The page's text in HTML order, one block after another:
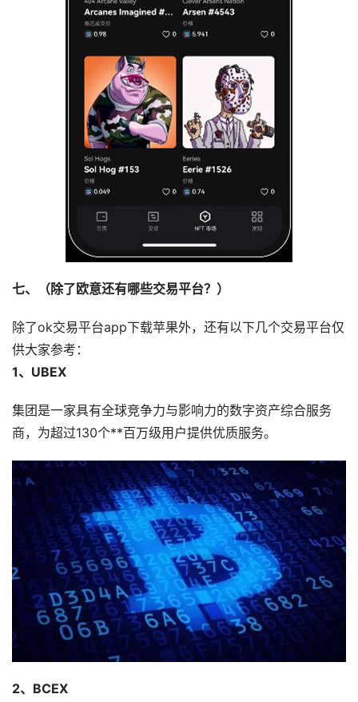
七、（除了欧意还有哪些交易平台？）
除了ok交易平台app下载苹果外，还有以下几个交易平台仅
供大家参考：
1、UBEX
集团是一家具有全球竞争力与影响力的数字资产综合服务
商，为超过130个**百万级用户提供优质服务。
2、BCEX